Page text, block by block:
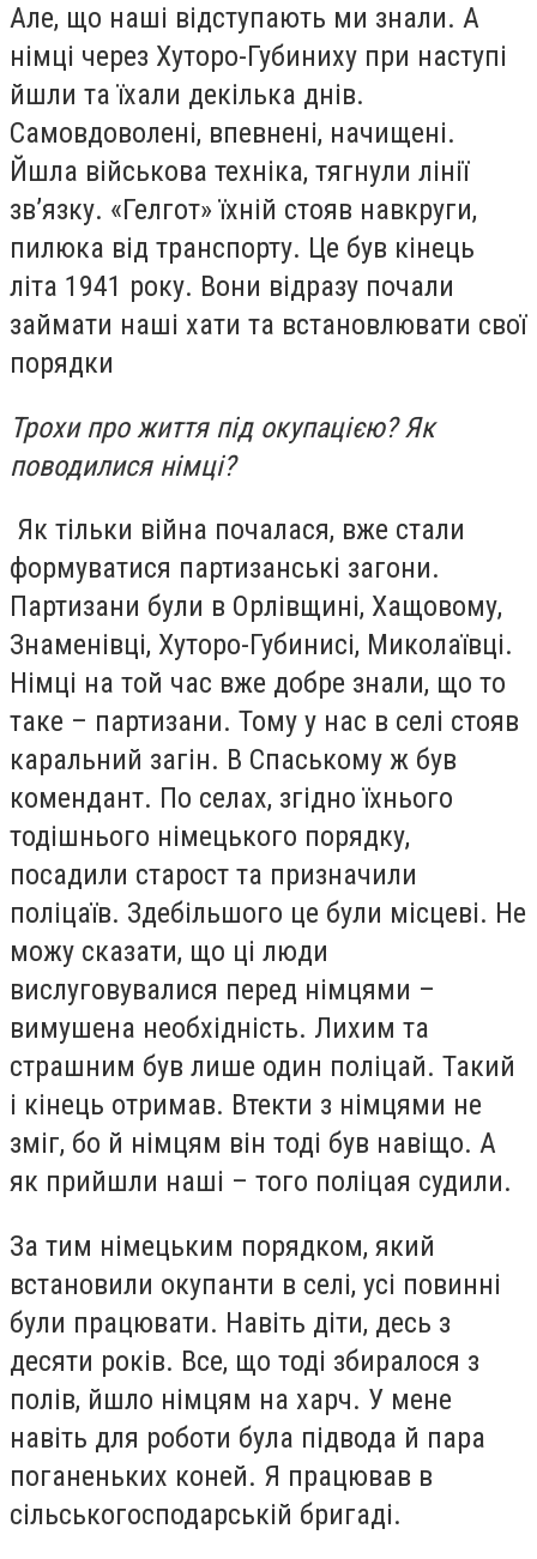
Але, що наші відступають ми знали. А
німці через Хуторо-Губиниху при наступі
йшли та їхали декілька днів.
Самовдоволені, впевнені, начищені.
Йшла військова техніка, тягнули лінії
зв’язку. «Гелгот» їхній стояв навкруги,
пилюка від транспорту. Це був кінець
літа 1941 року. Вони відразу почали
займати наші хати та встановлювати свої
порядки
Трохи про життя під окупацією? Як
поводилися німці?
Як тільки війна почалася, вже стали
формуватися партизанські загони.
Партизани були в Орлівщині, Хащовому,
Знаменівці, Хуторо-Губинисі, Миколаївці.
Німці на той час вже добре знали, що то
таке – партизани. Тому у нас в селі стояв
каральний загін. В Спаському ж був
комендант. По селах, згідно їхнього
тодішнього німецького порядку,
посадили старост та призначили
поліцаїв. Здебільшого це були місцеві. Не
можу сказати, що ці люди
вислуговувалися перед німцями –
вимушена необхідність. Лихим та
страшним був лише один поліцай. Такий
і кінець отримав. Втекти з німцями не
зміг, бо й німцям він тоді був навіщо. А
як прийшли наші – того поліцая судили.
За тим німецьким порядком, який
встановили окупанти в селі, усі повинні
були працювати. Навіть діти, десь з
десяти років. Все, що тоді збиралося з
полів, йшло німцям на харч. У мене
навіть для роботи була підвода й пара
поганеньких коней. Я працював в
сільськогосподарській бригаді.